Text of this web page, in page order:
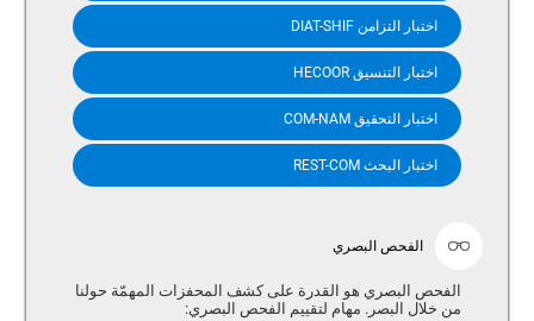
اختبار التزامن DIAT-SHIF
اختبار التنسيق HECOOR
اختبار التحقيق COM-NAM
اختبار البحث REST-COM
الفحص البصري
الفحص البصري هو القدرة على كشف المحفزات المهمّة حولنا
من خلال البصر. مهام لتقييم الفحص البصري: